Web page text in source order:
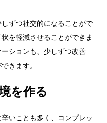
ずつ社交的になることがで
を軽減させることができま
ションも、少しずつ改善
きます。
を作る
いことも多く、コンプレッ